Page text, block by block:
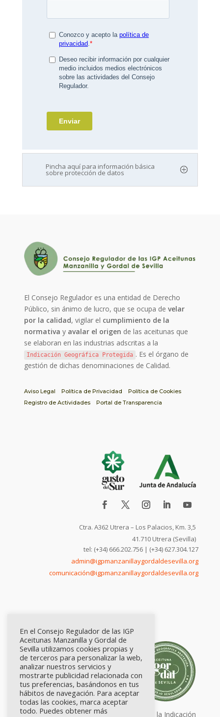
Pincha aquí para información básica
sobre protección de datos
El Consejo Regulador es una entidad de Derecho
Público, sin ánimo de lucro, que se ocupa develar
por la calidad, vigilar el cumplimiento de la
normativa y avalar el origen de las aceitunas que
se elaboran en las industrias adscritas a la
Indicación Geográfica Protegida . Es el órgano de
gestión de dichas denominaciones de Calidad.
Aviso Legal Política de Privacidad
Política de Cookies
Registro de Actividades
Portal de Transparencia
Ctra. A362 Utrera – Los Palacios, Km. 3,5
41.710 Utrera (Sevilla)
tel: (+34) 666.202.756 | (+34) 627.304.127
admin@igpmanzanillaygordaldesevilla.org
comunicación@igpmanzanillaygordaldesevilla.org
Calidad certificada por Origen. Sellos de la Indicación
En el Consejo Regulador de las IGP
Aceitunas Manzanilla y Gordal de
Sevilla utilizamos cookies propias y
de terceros para personalizar la web,
analizar nuestros servicios y
mostrarte publicidad relacionada con
tus preferencias, basándonos en tus
hábitos de navegación. Para aceptar
todas las cookies, marca aceptar
todo. Puedes obtener más